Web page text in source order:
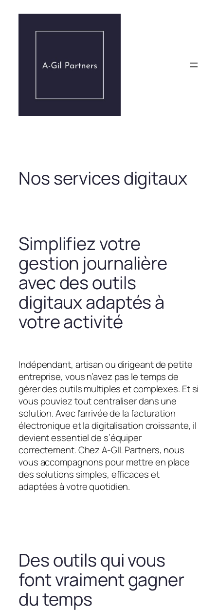
contenu
Nos services digitaux
Simplifiez votre
gestion journalière
avec des outils
digitaux adaptés à
votre activité
Indépendant, artisan ou dirigeant de petite
entreprise, vous n’avez pas le temps de
gérer des outils multiples et complexes. Et si
vous pouviez tout centraliser dans une
solution. Avec l’arrivée de la facturation
électronique et la digitalisation croissante, il
devient essentiel de s’équiper
correctement. Chez A-GIL Partners, nous
vous accompagnons pour mettre en place
des solutions simples, efficaces et
adaptées à votre quotidien.
Des outils qui vous
font vraiment gagner
du temps